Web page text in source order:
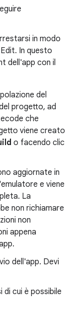
in modo
In questo
dell'app con il
del
progetto, ad
che
viene creato
o facendo clic
aggiornate in
e viene
La
non richiamare
non
appena
dell'app. Devi
cui è possibile